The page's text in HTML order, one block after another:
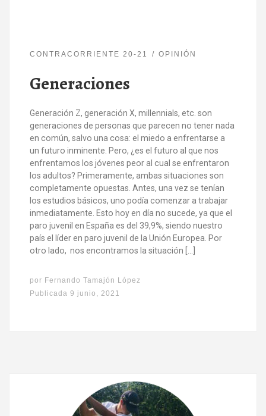
CONTRACORRIENTE 20-21 OPINIÓN
Generaciones
Generación Z, generación X, millennials, etc. son
generaciones de personas que parecen no tener nada
en común, salvo una cosa: el miedo a enfrentarse a
un futuro inminente. Pero, ¿es el futuro al que nos
enfrentamos los jóvenes peor al cual se enfrentaron
los adultos? Primeramente, ambas situaciones son
completamente opuestas. Antes, una vez se tenían
los estudios básicos, uno podía comenzar a trabajar
inmediatamente. Esto hoy en día no sucede, ya que el
paro juvenil en España es del 39,9%, siendo nuestro
país el líder en paro juvenil de la Unión Europea. Por
otro lado, nos encontramos la situación […]
por Fernando Tamajón López
Publicada9 junio, 2021